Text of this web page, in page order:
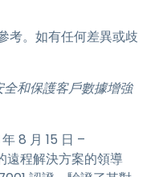
考。如有任何差異或歧
和保護客戶數據增強
8 月 15 日 –
遠程解決方案的領導